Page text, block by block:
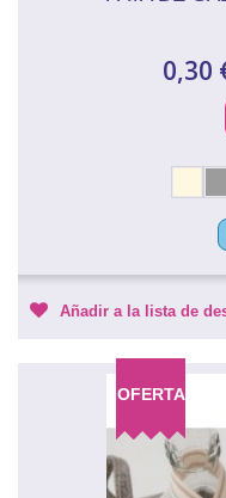
0,30
Añadir a la lista de
OFERTA